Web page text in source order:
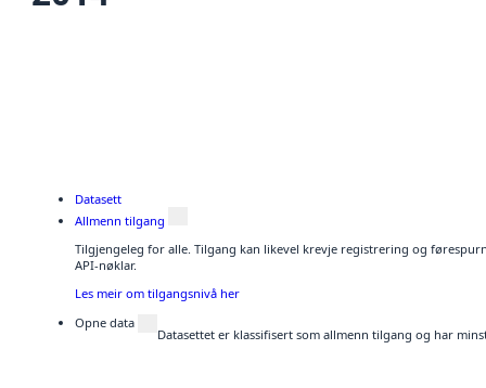
Datasett
Allmenn tilgang
Tilgjengeleg for alle. Tilgang kan likevel krevje registrering og
API-nøklar.
Les meir om tilgangsnivå her
Opne data
Datasettet er klassifisert som allmenn tilgang og har